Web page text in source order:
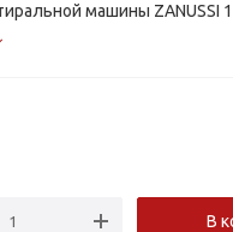
машины ZANUSSI
В